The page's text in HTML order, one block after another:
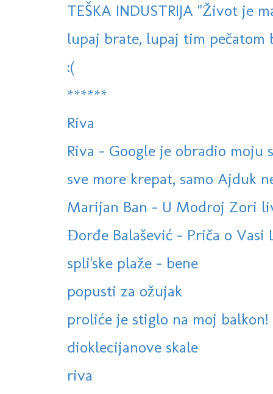
TEŠKA INDUSTRIJA "Život je
lupaj brate, lupaj tim pečatom
:(
******
Riva
Riva - Google je obradio moju
sve more krepat, samo Ajduk
Marijan Ban - U Modroj Zori
Đorđe Balašević - Priča o Vasi
spli'ske plaže - bene
popusti za ožujak
proliće je stiglo na moj balkon!
dioklecijanove skale
riva